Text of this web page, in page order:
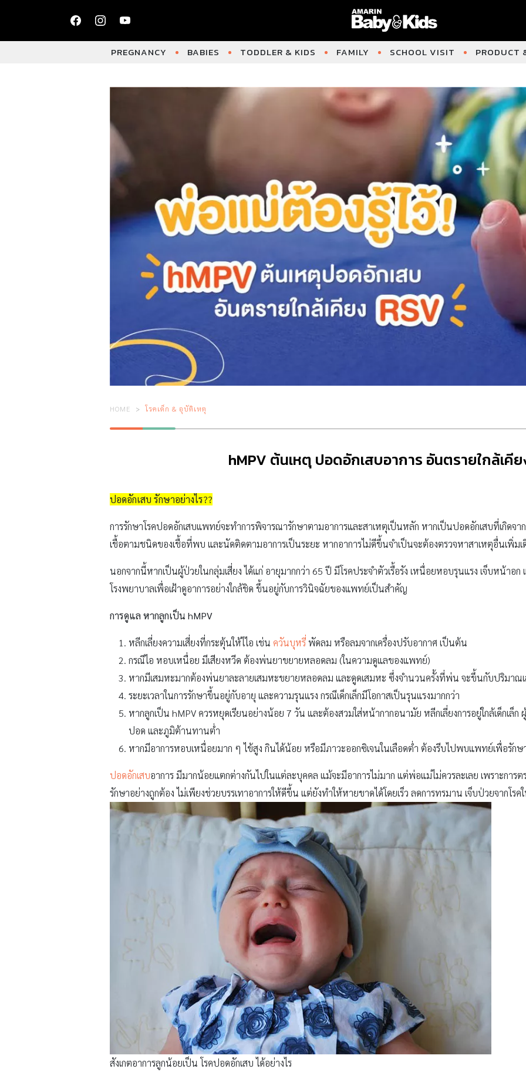
PREGNANCY BABIES TODDLER & KIDS FAMILY SCHOOL VISIT PRODUCT
HOME โรคเด็ก & อุบัติเหตุ
hMPV ต้นเหตุ ปอดอักเสบอาการ อันตรายใกล้เคีย
ปอดอักเสบ รักษาอย่างไร??
การรักษาโรคปอดอักเสบแพทย์จะทำการพิจารณารักษาตามอาการและสาเหตุเป็นหลัก หากเป็นปอดอักเสบที่เกิดจา
เชื้อตามชนิดของเชื้อที่พบ และนัดติดตามอาการเป็นระยะ หากอาการไม่ดีขึ้นจำเป็นจะต้องตรวจหาสาเหตุอื่นเพิ่ม
นอกจากนี้หากเป็นผู้ป่วยในกลุ่มเสี่ยง ได้แก่ อายุมากกว่า 65 ปี มีโรคประจำตัวเรื้อรัง เหนื่อยหอบรุนแรง เจ็บหน้าอ
โรงพยาบาลเพื่อเฝ้าดูอาการอย่างใกล้ชิด ขึ้นอยู่กับการวินิจฉัยของแพทย์เป็นสำคัญ
การดูแล หากลูกเป็น hMPV
หลีกเลี่ยงความเสี่ยงที่กระตุ้นให้ไไอ เช่น ควันบุหรี่ พัดลม หรือลมจากเครื่องปรับอากาศ เป็นต้น
กรณีไอ หอบเหนื่อย มีเสียงหวีด ต้องพ่นยาขยายหลอดลม (ในความดูแลของแพทย์)
หากมีเสมหะมากต้องพ่นยาละลายเสมหะขยายหลอดลม และดูดเสมหะ ซึ่งจำนวนครั้งที่พ่น จะขึ้นกับปริมาณ
ระยะเวลาในการรักษาขึ้นอยู่กับอายุ และความรุนแรง กรณีเด็กเล็กมีโอกาสเป็นรุนแรงมากกว่า
หากลูกเป็น hMPV ควรหยุดเรียนอย่างน้อย 7 วัน และต้องสวมใส่หน้ากากอนามัย หลีกเลี่ยงการอยู่ใกล้เด็กเล็ก
ปอด และภูมิต้านทานต่ำ
หากมีอาการหอบเหนื่อยมาก ๆ ไข้สูง กินได้น้อย หรือมีภาวะออกซิเจนในเลือดต่ำ ต้องรีบไปพบแพทย์เพื่อรักษ
ปอดอักเสบอาการ มีมากน้อยแตกต่างกันไปในแต่ละบุคคล แม้จะมีอาการไม่มาก แต่พ่อแม่ไม่ควรละเลย เพราะการต
รักษาอย่างถูกต้อง ไม่เพียงช่วยบรรเทาอาการให้ดีขึ้น แต่ยังทำให้หายขาดได้โดยเร็ว ลดการทรมาน เจ็บป่วยจากโรค
สังเกตอาการลูกน้อยเป็น โรคปอดอักเสบ ได้อย่างไร